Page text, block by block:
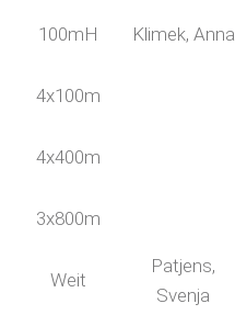
100mH Klimek, Anna
4x100m
4x400m
3x800m
Weit
Patjens,
Svenja